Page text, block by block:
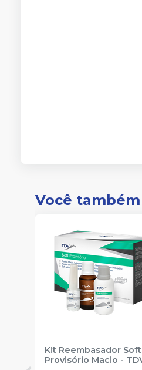
Você
Kit Reembasador Soft
Provisório Macio -